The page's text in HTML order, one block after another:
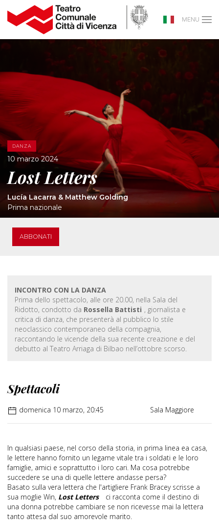
MENU
DANZA
10 marzo 2024
Lost Letters
Lucía Lacarra & Matthew Golding
Prima nazionale
ABBONATI
INCONTRO CON LA DANZA
Prima dello spettacolo, alle ore 20.00, nella Sala del
Ridotto, condotto da Rossella Battisti , giornalista e
critica di danza, che presenterà al pubblico lo stile
neoclassico contemporaneo della compagnia,
raccontando le vicende della sua recente creazione e del
debutto al Teatro Arriaga di Bilbao nell’ottobre scorso.
Spettacoli
domenica 10 marzo, 20:45 Sala Maggiore
In qualsiasi paese, nel corso della storia, in prima linea ea casa,
le lettere hanno fornito un legame vitale tra i soldati e le loro
famiglie, amici e soprattutto i loro cari. Ma cosa potrebbe
succedere se una di quelle lettere andasse persa?
Basato sulla vera lettera che l'artigliere Frank Bracey scrisse a
sua moglie Win, Lost Letters
ci racconta come il destino di
una donna potrebbe cambiare se non ricevesse mai la lettera
tanto attesa dal suo amorevole marito.